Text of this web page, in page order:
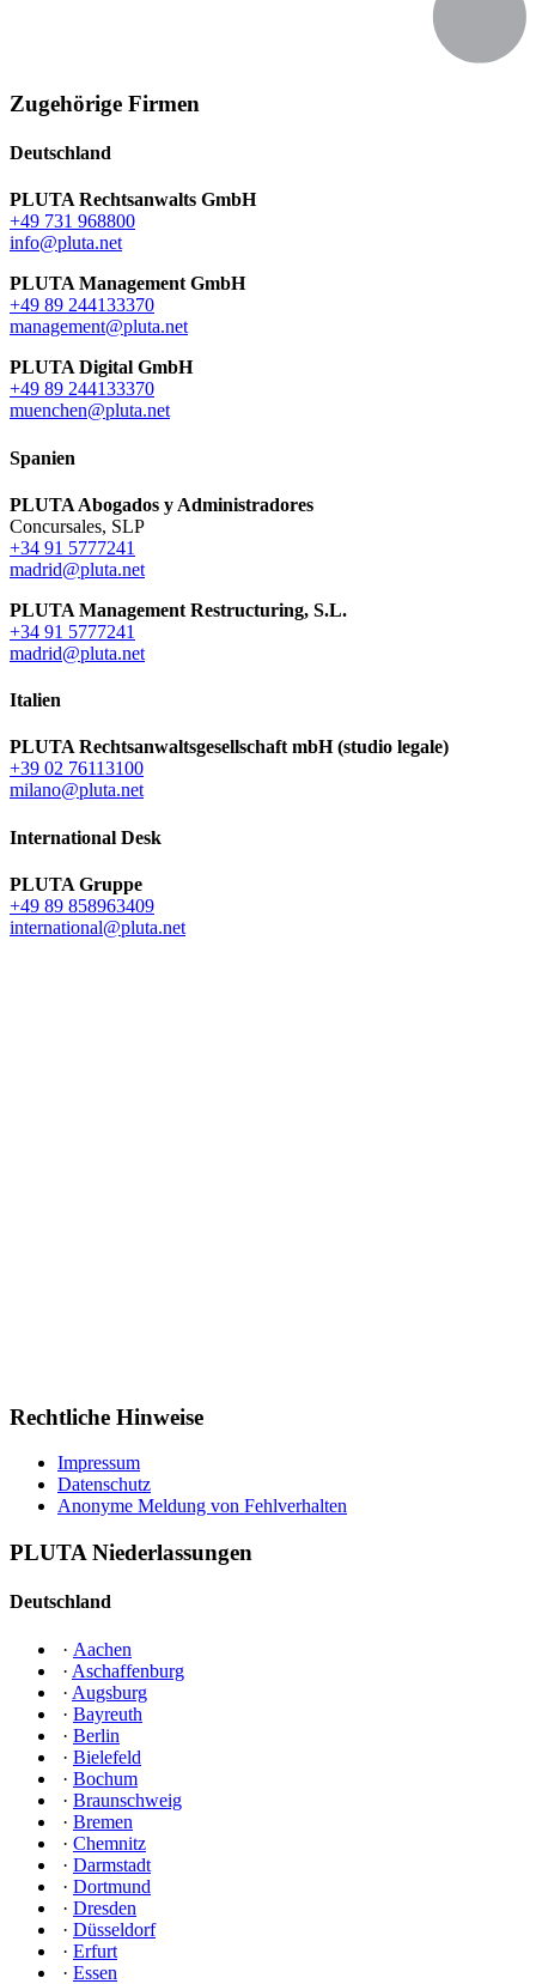
Zugehörige Firmen
Deutschland
PLUTA Rechtsanwalts GmbH
+49 731 968800
info@pluta.net
PLUTA Management GmbH
+49 89 244133370
management@pluta.net
PLUTA Digital GmbH
+49 89 244133370
muenchen@pluta.net
Spanien
PLUTA Abogados y Administradores
Concursales, SLP
+34 91 5777241
madrid@pluta.net
PLUTA Management Restructuring, S.L.
+34 91 5777241
madrid@pluta.net
Italien
PLUTA Rechtsanwaltsgesellschaft mbH (studio legale)
+39 02 76113100
milano@pluta.net
International Desk
PLUTA Gruppe
+49 89 858963409
international@pluta.net
Rechtliche Hinweise
Impressum
Datenschutz
Anonyme Meldung von Fehlverhalten
PLUTA Niederlassungen
Deutschland
· Aachen
· Aschaffenburg
· Augsburg
· Bayreuth
· Berlin
· Bielefeld
· Bochum
· Braunschweig
· Bremen
· Chemnitz
· Darmstadt
· Dortmund
· Dresden
· Düsseldorf
· Erfurt
· Essen